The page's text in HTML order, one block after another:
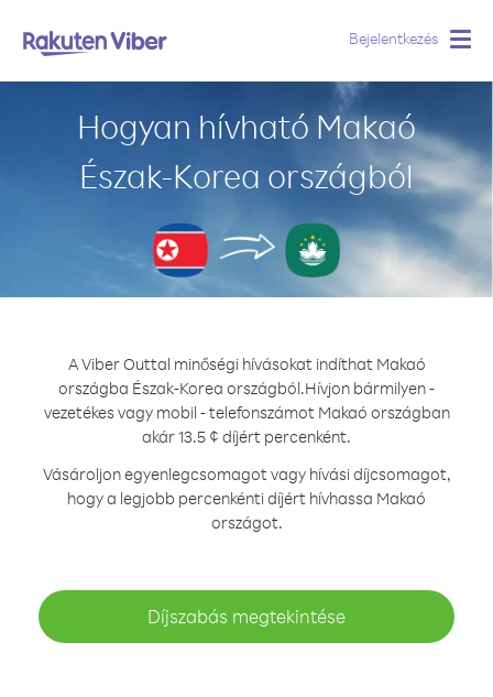
Bejelentkezés
Hogyan hívható Makaó
Észak-Korea országból
A Viber Outtal minőségi hívásokat indíthat Makaó
országba Észak-Korea országból.Hívjon bármilyen -
vezetékes vagy mobil - telefonszámot Makaó országban
akár 13.5 ¢ díjért percenként.
Vásároljon egyenlegcsomagot vagy hívási díjcsomagot,
hogy a legjobb percenkénti díjért hívhassa Makaó
országot.
Díjszabás megtekintése